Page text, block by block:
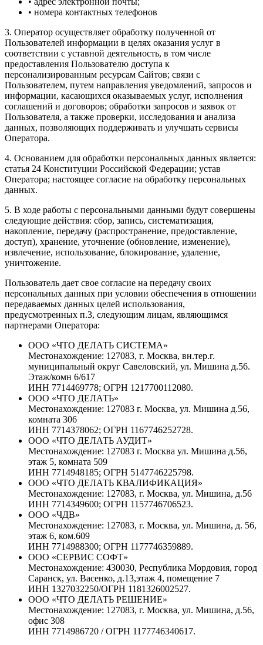
• номера контактных телефонов
3. Оператор осуществляет обработку полученной от
Пользователей информации в целях оказания услуг в
соответствии с уставной деятельность, в том числе
предоставления Пользователю доступа к
персонализированным ресурсам Сайтов; связи с
Пользователем, путем направления уведомлений, запросов и
информации, касающихся оказываемых услуг, исполнения
соглашений и договоров; обработки запросов и заявок от
Пользователя, а также проверки, исследования и анализа
данных, позволяющих поддерживать и улучшать сервисы
Оператора.
4. Основанием для обработки персональных данных является:
статья 24 Конституции Российской Федерации; устав
Оператора; настоящее согласие на обработку персональных
данных.
5. В ходе работы с персональными данными будут совершены
следующие действия: сбор, запись, систематизация,
накопление, передачу (распространение, предоставление,
доступ), хранение, уточнение (обновление, изменение),
извлечение, использование, блокирование, удаление,
уничтожение.
Пользователь дает свое согласие на передачу своих
персональных данных при условии обеспечения в отношении
передаваемых данных целей использования,
предусмотренных п.3, следующим лицам, являющимся
партнерами Оператора:
ООО «ЧТО ДЕЛАТЬ СИСТЕМА»
Местонахождение: 127083, г. Москва, вн.тер.г.
муниципальный округ Савеловский, ул. Мишина д.56.
Этаж/комн 6/617
ИНН 7714469778; ОГРН 1217700112080.
ООО «ЧТО ДЕЛАТЬ»
Местонахождение: 127083 г. Москва, ул. Мишина д.56,
комната 306
ИНН 7714378062; ОГРН 1167746252728.
ООО «ЧТО ДЕЛАТЬ АУДИТ»
Местонахождение: 127083 г. Москва ул. Мишина д.56,
этаж 5, комната 509
ИНН 7714948185; ОГРН 5147746225798.
ООО «ЧТО ДЕЛАТЬ КВАЛИФИКАЦИЯ»
Местонахождение: 127083, г. Москва, ул. Мишина, д.56
ИНН 7714349600; ОГРН 1157746706523.
ООО «ЧДВ»
Местонахождение: 127083, г. Москва, ул. Мишина, д. 56,
этаж 6, ком.609
ИНН 7714988300; ОГРН 1177746359889.
ООО «СЕРВИС СОФТ»
Местонахождение: 430030, Республика Мордовия, город
Саранск, ул. Васенко, д.13,этаж 4, помещение 7
ИНН 1327032250/ОГРН 1181326002527.
ООО «ЧТО ДЕЛАТЬ РЕШЕНИЕ»
Местонахождение: 127083, г. Москва, ул. Мишина, д.56,
офис 308
ИНН 7714986720 / ОГРН 1177746340617.